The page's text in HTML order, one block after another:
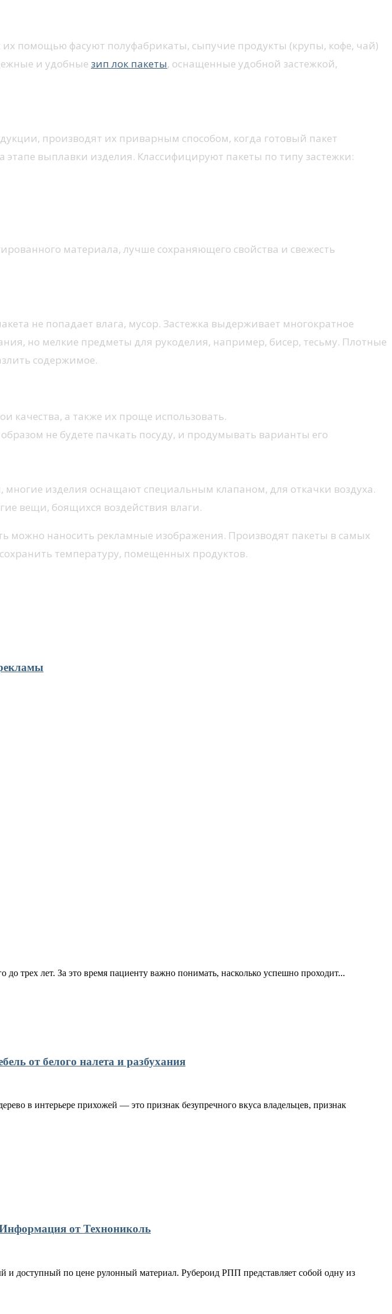
помощью фасуют полуфабрикаты, сыпучие продукты (крупы, кофе, чай)
и удобные зип лок пакеты, оснащенные удобной застежкой,
производят их приварным способом, когда готовый пакет
выплавки изделия. Классифицируют пакеты по типу застежки:
материала, лучше сохраняющего свойства и свежесть
не попадает влага, мусор. Застежка выдерживает многократное
но мелкие предметы для рукоделия, например, бисер, тесьму. Плотные
содержимое.
качества, а также их проще использовать.
не будете пачкать посуду, и продумывать варианты его
изделия оснащают специальным клапаном, для откачки воздуха.
вещи, боящихся воздействия влаги.
можно наносить рекламные изображения. Производят пакеты в самых
температуру, помещенных продуктов.
трех лет. За это время пациенту важно понимать, насколько успешно проходит...
от белого налета и разбухания
в интерьере прихожей — это признак безупречного вкуса владельцев, признак
от Технониколь
и доступный по цене рулонный материал. Рубероид РПП представляет собой одну из